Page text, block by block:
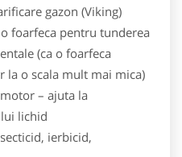
gazon (Viking)
foarfeca pentru tunderea
(ca o foarfeca
la o scala mult mai mica)
– ajuta la
lichid
ierbicid,